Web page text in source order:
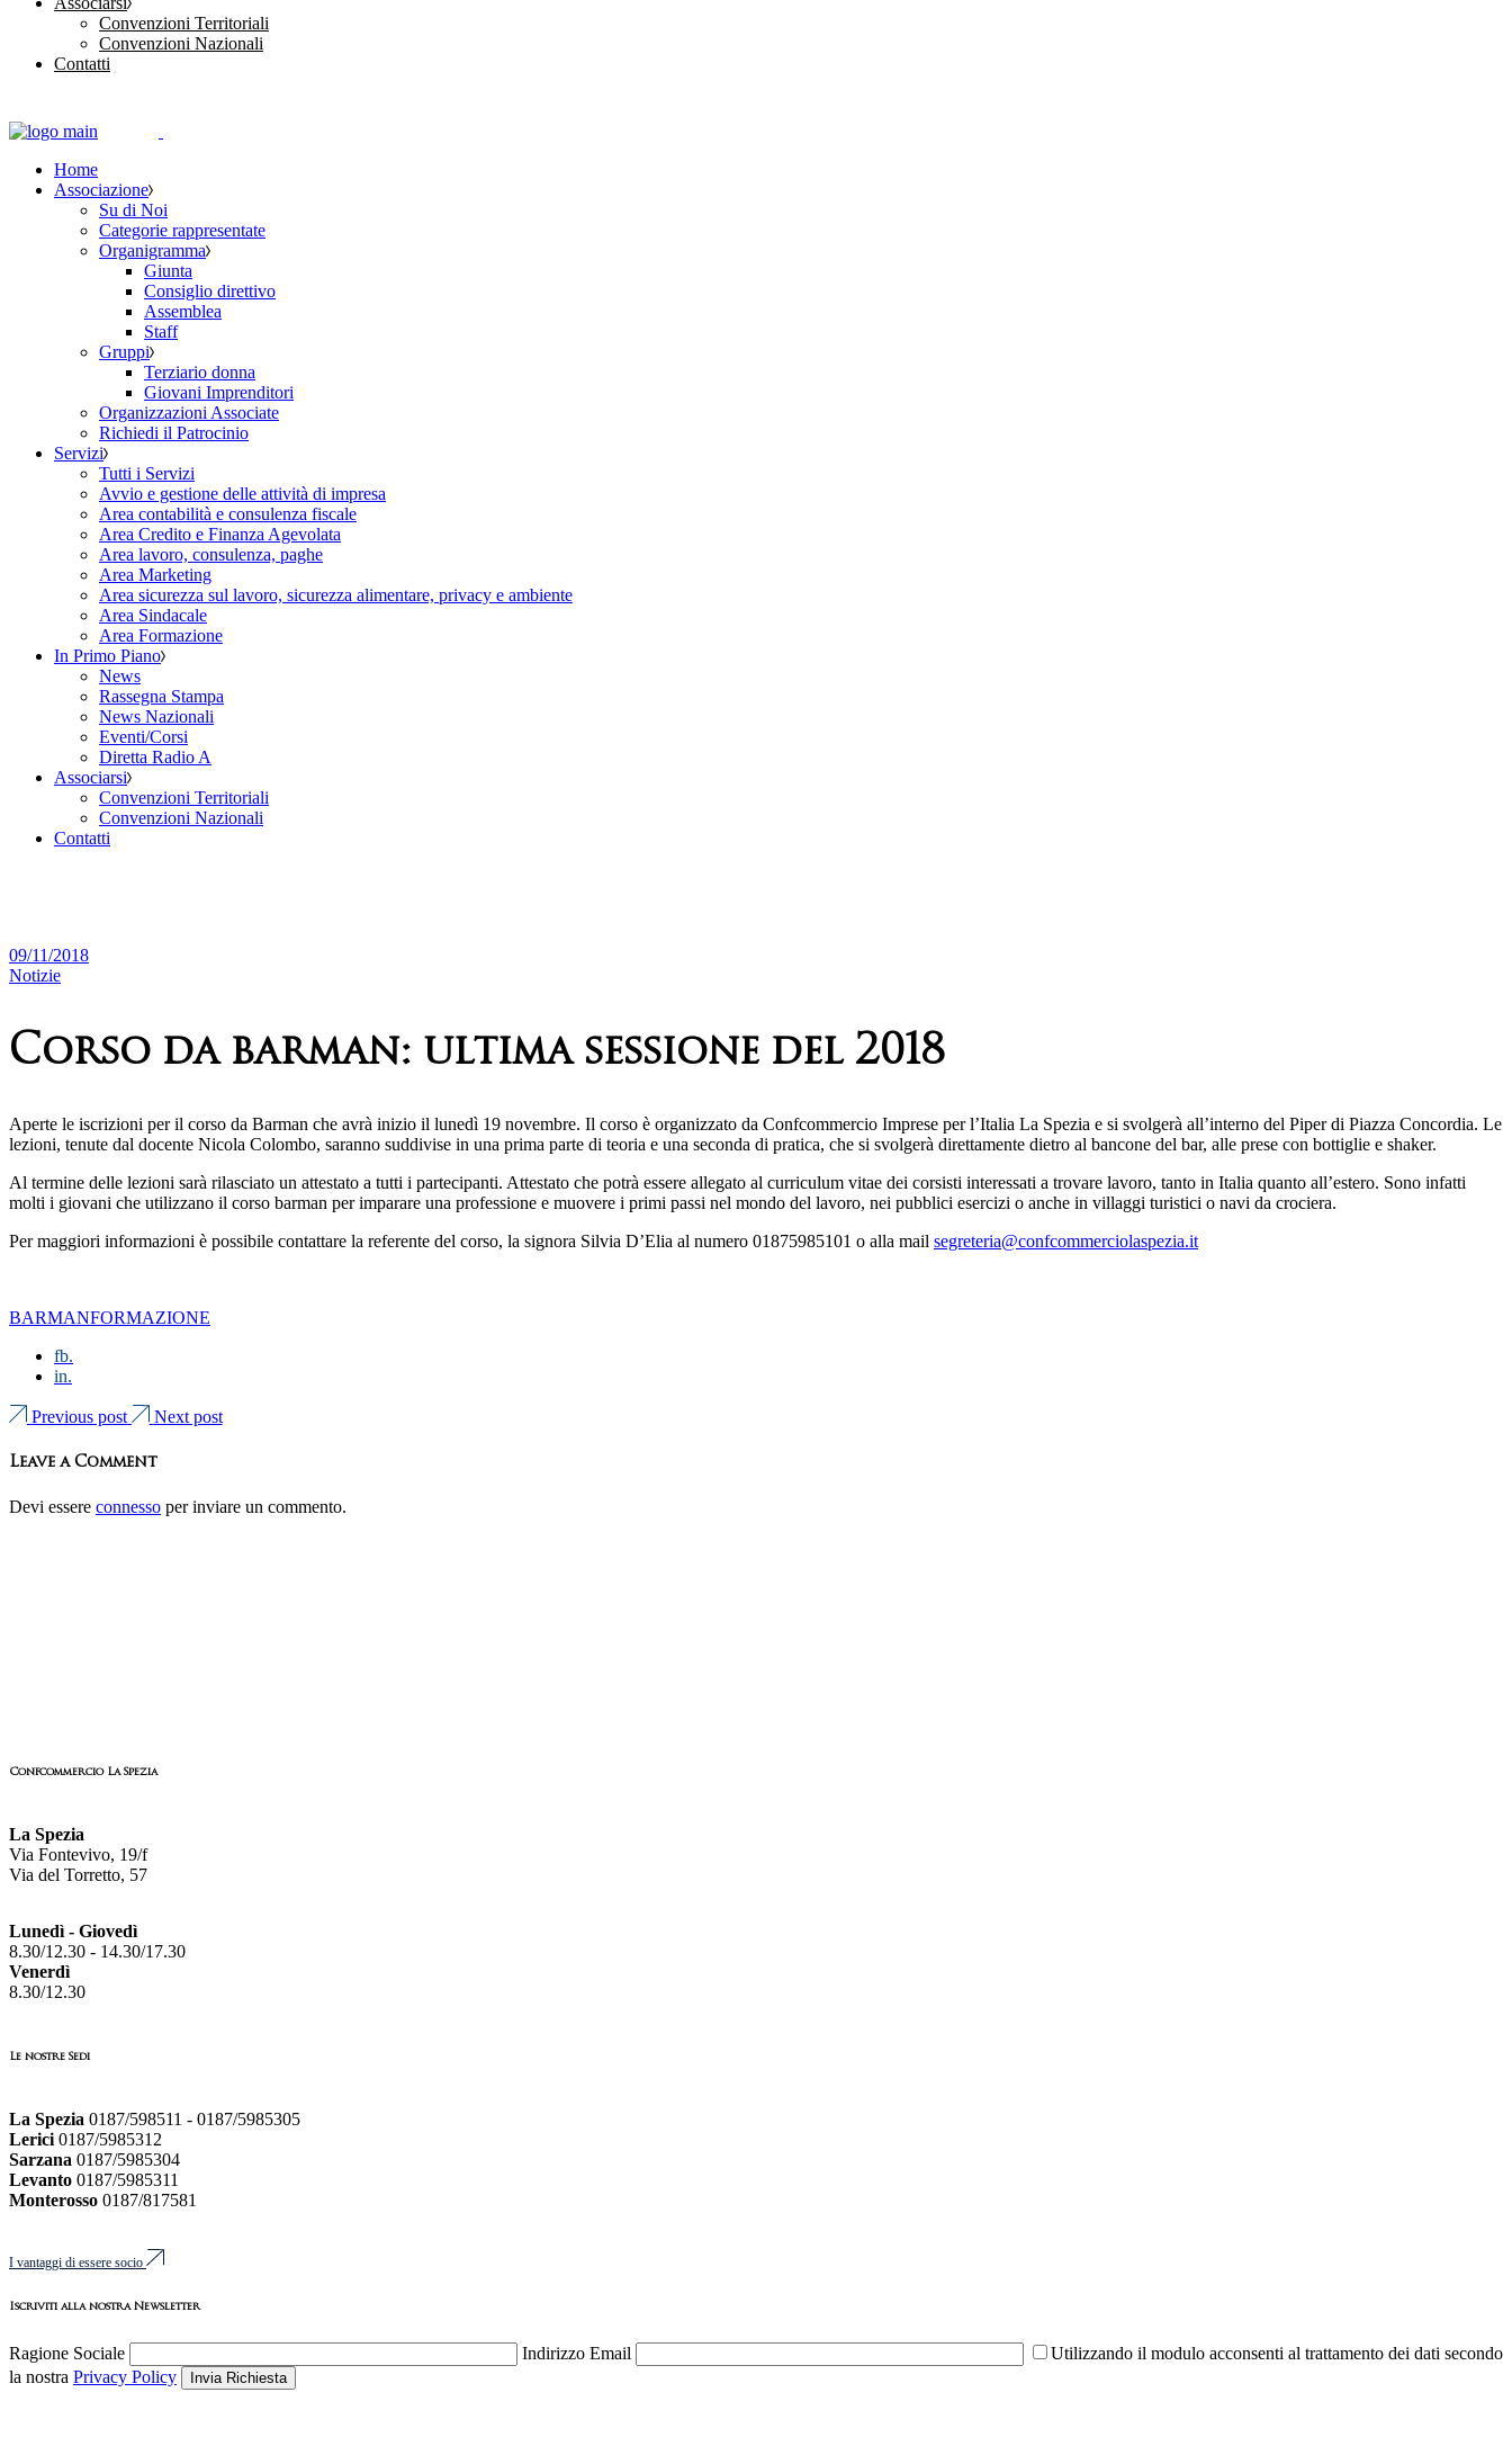
Convenzioni Territoriali
Convenzioni Nazionali
Contatti
Home
Associazione
Su di Noi
Categorie rappresentate
Organigramma
Giunta
Consiglio direttivo
Assemblea
Staff
Gruppi
Terziario donna
Giovani Imprenditori
Organizzazioni Associate
Richiedi il Patrocinio
Servizi
Tutti i Servizi
Avvio e gestione delle attività di impresa
Area contabilità e consulenza fiscale
Area Credito e Finanza Agevolata
Area lavoro, consulenza, paghe
Area Marketing
Area sicurezza sul lavoro, sicurezza alimentare, privacy e ambiente
Area Sindacale
Area Formazione
In Primo Piano
News
Rassegna Stampa
News Nazionali
Eventi/Corsi
Diretta Radio A
Associarsi
Convenzioni Territoriali
Convenzioni Nazionali
Contatti
09/11/2018
Notizie
Corso da barman: ultima sessione del 2018
Aperte le iscrizioni per il corso da Barman che avrà inizio il lunedì 19 novembre. Il corso è organizzato da Confcommercio Imprese per l’Italia La Spezia e si svolgerà all’interno del Piper di Piazza Concordia. Le
lezioni, tenute dal docente Nicola Colombo, saranno suddivise in una prima parte di teoria e una seconda di pratica, che si svolgerà direttamente dietro al bancone del bar, alle prese con bottiglie e shaker.
Al termine delle lezioni sarà rilasciato un attestato a tutti i partecipanti. Attestato che potrà essere allegato al curriculum vitae dei corsisti interessati a trovare lavoro, tanto in Italia quanto all’estero. Sono infatti
molti i giovani che utilizzano il corso barman per imparare una professione e muovere i primi passi nel mondo del lavoro, nei pubblici esercizi o anche in villaggi turistici o navi da crociera.
Per maggiori informazioni è possibile contattare la referente del corso, la signora Silvia D’Elia al numero 01875985101 o alla mail segreteria@confcommerciolaspezia.it
BARMANFORMAZIONE
fb.
in.
Previous post Next post
Leave a Comment
Devi essere connesso per inviare un commento.
Confcommercio La Spezia
La Spezia
Via Fontevivo, 19/f
Via del Torretto, 57
Lunedì - Giovedì
8.30/12.30 - 14.30/17.30
Venerdì
8.30/12.30
Le nostre Sedi
La Spezia 0187/598511 - 0187/5985305
Lerici 0187/5985312
Sarzana 0187/5985304
Levanto 0187/5985311
Monterosso 0187/817581
I vantaggi di essere socio
Iscriviti alla nostra Newsletter
Ragione Sociale Indirizzo Email
Utilizzando il modulo acconsenti al trattamento dei dati secondo
la nostra Privacy Policy Invia Richiesta